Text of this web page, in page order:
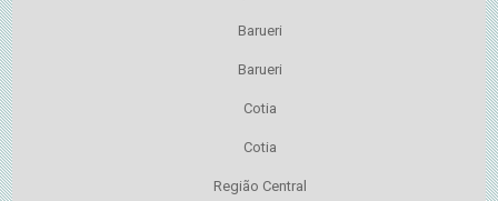
Barueri
Barueri
Cotia
Cotia
Região Central